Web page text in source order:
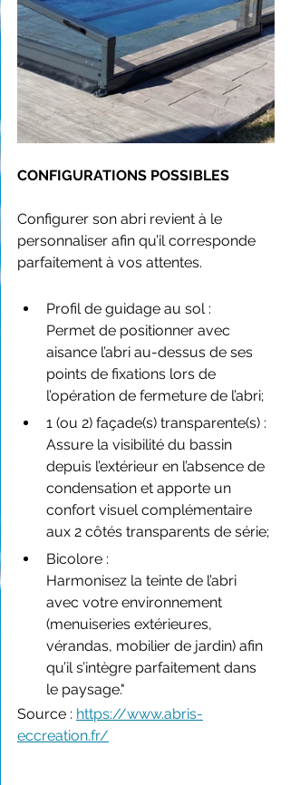
CONFIGURATIONS POSSIBLES
Configurer son abri revient à le
personnaliser afin qu’il corresponde
parfaitement à vos attentes.
Profil de guidage au sol :
Permet de positionner avec
aisance l’abri au-dessus de ses
points de fixations lors de
l’opération de fermeture de l’abri;
1 (ou 2) façade(s) transparente(s) :
Assure la visibilité du bassin
depuis l’extérieur en l’absence de
condensation et apporte un
confort visuel complémentaire
aux 2 côtés transparents de série;
Bicolore :
Harmonisez la teinte de l’abri
avec votre environnement
(menuiseries extérieures,
vérandas, mobilier de jardin) afin
qu’il s’intègre parfaitement dans
le paysage."
Source : https://www.abris-
eccreation.fr/